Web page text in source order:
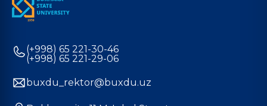
(+998) 65 221-30-46
(+998) 65 221-29-06
buxdu_rektor@buxdu.uz